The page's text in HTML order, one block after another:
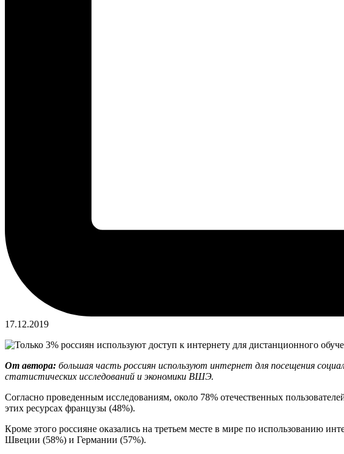
17.12.2019
От автора: большая часть россиян используют интернет для посещения
статистических исследований и экономики ВШЭ.
Согласно проведенным исследованиям, около 78% отечественных
этих ресурсах французы (48%).
Кроме этого россияне оказались на третьем месте в мире по использованию
Швеции (58%) и Германии (57%).